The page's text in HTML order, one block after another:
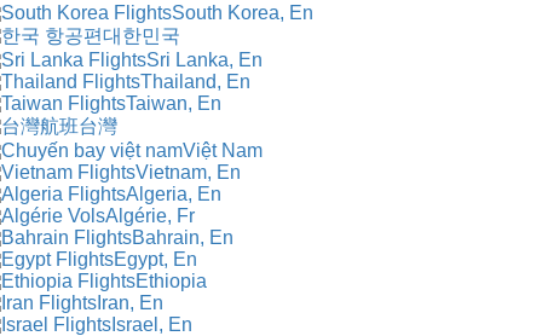
South Korea, En
대한민국
Sri Lanka, En
Thailand, En
Taiwan, En
台灣
Việt Nam
Vietnam, En
Algeria, En
Algérie, Fr
Bahrain, En
Egypt, En
Ethiopia
Iran, En
Israel, En